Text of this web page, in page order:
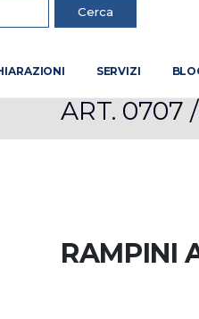
SERVIZI
RAMPINI
ART. 0707